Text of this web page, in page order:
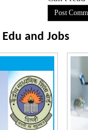
Edu and Jobs